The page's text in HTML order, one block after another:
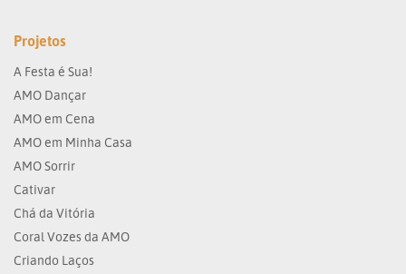
Projetos
A Festa é Sua!
AMO Dançar
AMO em Cena
AMO em Minha Casa
AMO Sorrir
Cativar
Chá da Vitória
Coral Vozes da AMO
Criando Laços